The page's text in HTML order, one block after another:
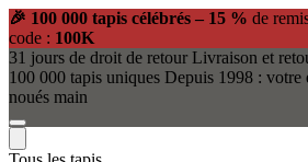
🎉 100 000 tapis célébrés – 15 % de
code : 100K
31 jours de droit de retour Livraison et
100 000 tapis uniques Depuis 1998 : votre
noués main